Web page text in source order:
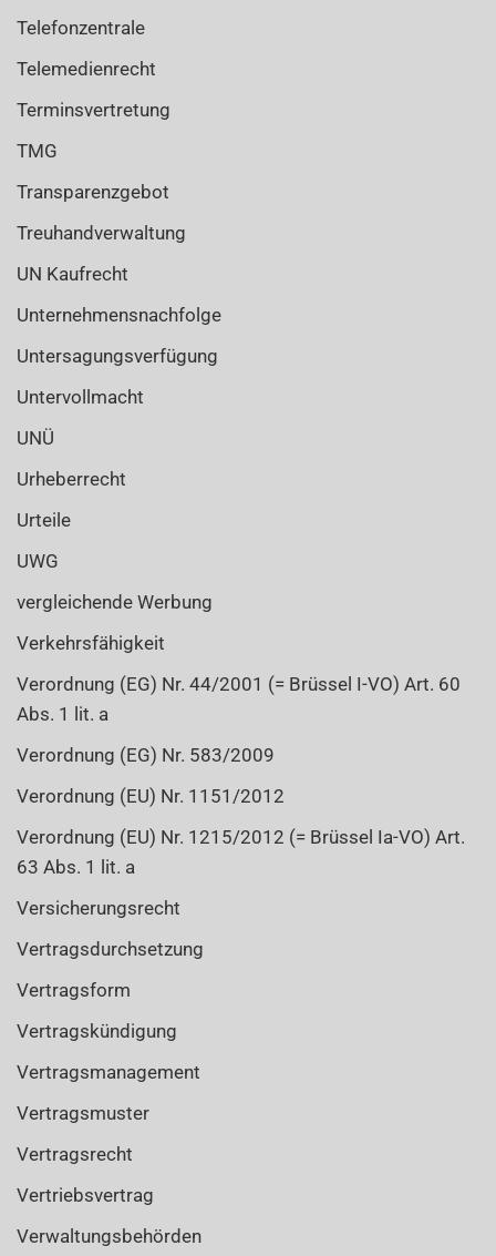
Telefonzentrale
Telemedienrecht
Terminsvertretung
TMG
Transparenzgebot
Treuhandverwaltung
UN Kaufrecht
Unternehmensnachfolge
Untersagungsverfügung
Untervollmacht
UNÜ
Urheberrecht
Urteile
UWG
vergleichende Werbung
Verkehrsfähigkeit
Verordnung (EG) Nr. 44/2001 (= Brüssel I-VO) Art. 60
Abs. 1 lit. a
Verordnung (EG) Nr. 583/2009
Verordnung (EU) Nr. 1151/2012
Verordnung (EU) Nr. 1215/2012 (= Brüssel Ia-VO) Art.
63 Abs. 1 lit. a
Versicherungsrecht
Vertragsdurchsetzung
Vertragsform
Vertragskündigung
Vertragsmanagement
Vertragsmuster
Vertragsrecht
Vertriebsvertrag
Verwaltungsbehörden